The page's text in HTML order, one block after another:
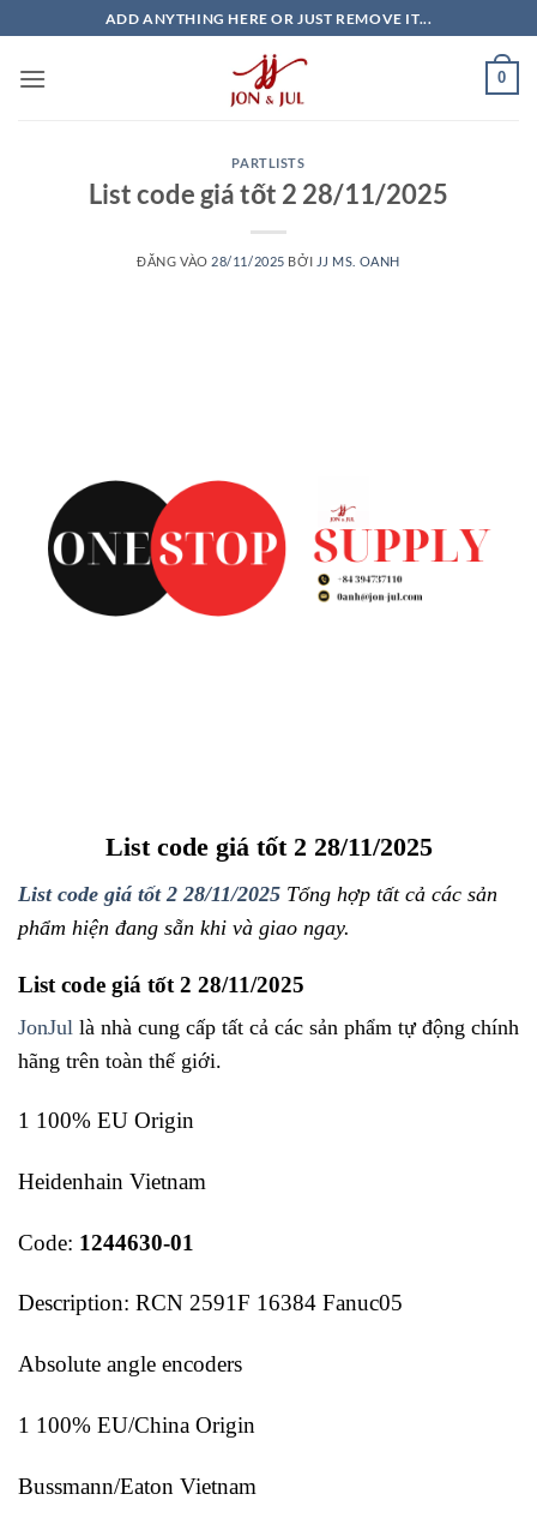
qua
nội
ADD ANYTHING HERE OR JUST REMOVE IT...
0
PARTLISTS
List code giá tốt 2 28/11/2025
ĐĂNG VÀO 28/11/2025 BỞI JJ MS. OANH
List code giá tốt 2 28/11/2025
List code giá tốt 2 28/11/2025 Tổng hợp tất cả các sản
phẩm hiện đang sẵn khi và giao ngay.
List code giá tốt 2 28/11/2025
JonJul là nhà cung cấp tất cả các sản phẩm tự động chính
hãng trên toàn thế giới.
1 100% EU Origin
Heidenhain Vietnam
Code: 1244630-01
Description: RCN 2591F 16384 Fanuc05
Absolute angle encoders
1 100% EU/China Origin
Bussmann/Eaton Vietnam